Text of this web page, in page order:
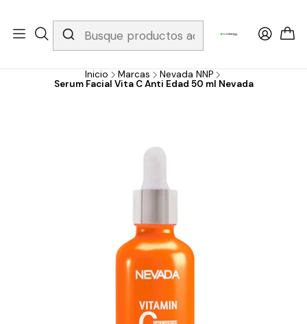
Whatsapp 3229079958/ Fijo 6019251796 / Envios a todo el país y
gratis apartir de 199.000!
Inicio Marcas
Nevada NNP
Serum Facial Vita C Anti Edad 50 ml Nevada